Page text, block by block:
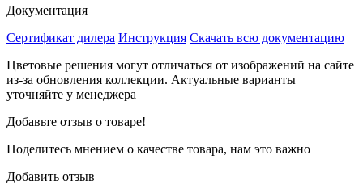
Документация
Сертификат дилера Инструкция Скачать всю документацию
Цветовые решения могут отличаться от изображений на сайте
из-за обновления коллекции. Актуальные варианты
уточняйте у менеджера
Добавьте отзыв о товаре!
Поделитесь мнением о качестве товара, нам это важно
Добавить отзыв